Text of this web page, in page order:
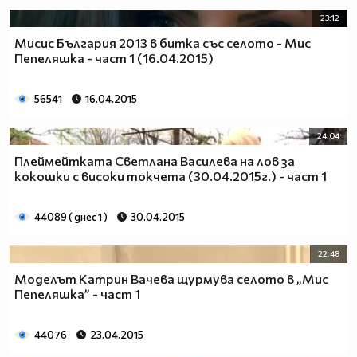
напълно непозната за нея действителност.
"Мис Пепеляшка"от 17 ноември: четвъртък от 20.00 ч.
по NOVA
23:12
Мисис България 2013 в битка със селото - Мис
Пепеляшка - част 1 (16.04.2015)
56541 16.04.2015
24:04
Плеймейтката Светлана Василева на лов за
кокошки с високи токчета (30.04.2015г.) - част 1
44089 ( днес 1 ) 30.04.2015
22:48
Моделът Катрин Вачева щурмува селото в „Мис
Пепеляшка” - част 1
44076 23.04.2015